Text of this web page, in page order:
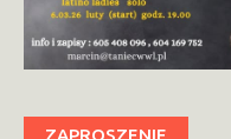
ZAPROSZENIE